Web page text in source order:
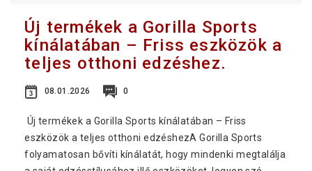
Új termékek a Gorilla Sports
kínálatában – Friss eszközök a
teljes otthoni edzéshez.
08.01.2026 0
Új termékek a Gorilla Sports kínálatában – Friss
eszközök a teljes otthoni edzéshezA Gorilla Sports
folyamatosan bővíti kínálatát, hogy mindenki megtalálja